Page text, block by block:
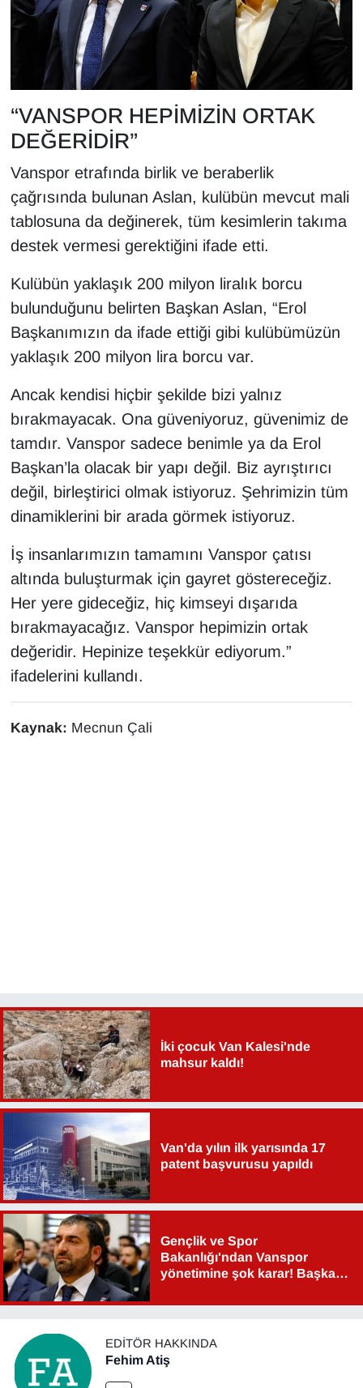
“VANSPOR HEPİMİZİN ORTAK
DEĞERİDİR”
Vanspor etrafında birlik ve beraberlik
çağrısında bulunan Aslan, kulübün mevcut mali
tablosuna da değinerek, tüm kesimlerin takıma
destek vermesi gerektiğini ifade etti.
Kulübün yaklaşık 200 milyon liralık borcu
bulunduğunu belirten Başkan Aslan, “Erol
Başkanımızın da ifade ettiği gibi kulübümüzün
yaklaşık 200 milyon lira borcu var.
Ancak kendisi hiçbir şekilde bizi yalnız
bırakmayacak. Ona güveniyoruz, güvenimiz de
tamdır. Vanspor sadece benimle ya da Erol
Başkan’la olacak bir yapı değil. Biz ayrıştırıcı
değil, birleştirici olmak istiyoruz. Şehrimizin tüm
dinamiklerini bir arada görmek istiyoruz.
İş insanlarımızın tamamını Vanspor çatısı
altında buluşturmak için gayret göstereceğiz.
Her yere gideceğiz, hiç kimseyi dışarıda
bırakmayacağız. Vanspor hepimizin ortak
değeridir. Hepinize teşekkür ediyorum.”
ifadelerini kullandı.
Kaynak: Mecnun Çali
İki çocuk Van Kalesi'nde
mahsur kaldı!
Van'da yılın ilk yarısında 17
patent başvurusu yapıldı
Gençlik ve Spor
Bakanlığı'ndan Vanspor
yönetimine şok karar! Başkan
EDITÖR HAKKINDA
Fehim Atiş